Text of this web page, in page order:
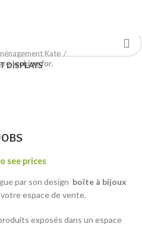
Kate
DISPLAYS
see prices
par son design boîteà bijoux
espace de vente.
exposés dans un espace
looking for.